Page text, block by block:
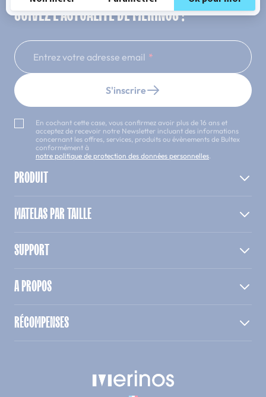
SUIVEZ L'ACTUALITÉ DE MERINOS !
Entrez votre adresse email
S'inscrire
En cochant cette case, vous confirmez avoir plus de 16 ans et
acceptez de recevoir notre Newsletter incluant des informations
concernant les offres, services, produits ou évènements de Bultex
conformément à
notre politique de protection des données personnelles.
PRODUIT
MATELAS PAR TAILLE
SUPPORT
A PROPOS
RÉCOMPENSES